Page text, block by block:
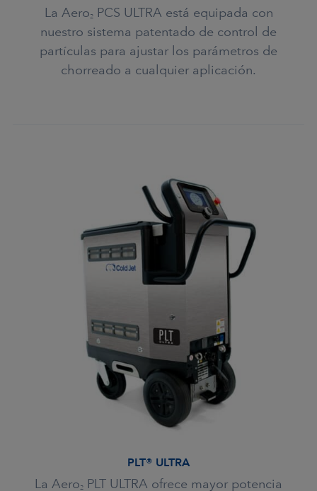
La Aero2PCS ULTRA está equipada con
nuestro sistema patentado de control de
partículas para ajustar los parámetros de
chorreado a cualquier aplicación.
PLT® ULTRA
La Aero2 PLT ULTRA ofrece mayor potencia